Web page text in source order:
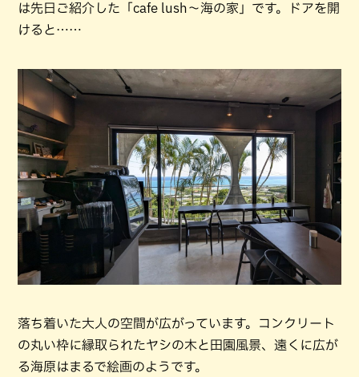
は先日ご紹介した「cafe lush～海の家」です。ドアを開
けると……
落ち着いた大人の空間が広がっています。コンクリート
の丸い枠に縁取られたヤシの木と田園風景、遠くに広が
る海原はまるで絵画のようです。